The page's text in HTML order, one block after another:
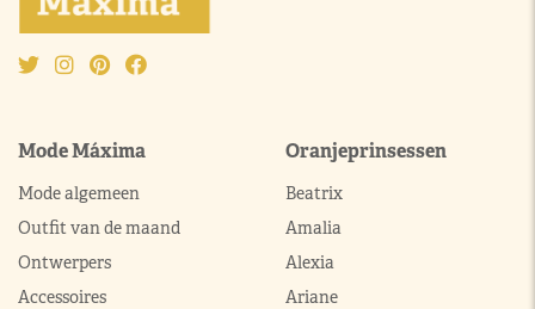
Mode Máxima
Mode algemeen
Outfit van de maand
Ontwerpers
Accessoires
Oranjeprinsessen
Beatrix
Amalia
Alexia
Ariane